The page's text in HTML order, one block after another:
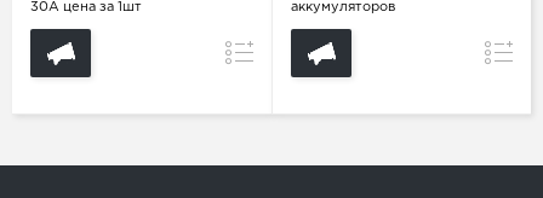
30A цена за 1шт
Сравнение
аккумуляторов